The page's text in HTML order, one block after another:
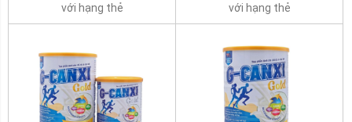
với hạng thẻ
với hạng thẻ